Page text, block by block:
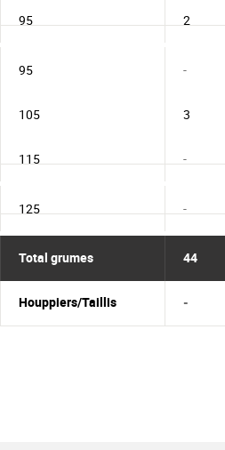
95 2
95 -
105 3
115 -
125 -
Total grumes 44
Houppiers/Taillis -